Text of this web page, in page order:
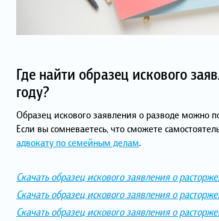
Где найти образец искового
году?
Образец искового заявления о разводе можно
Если вы сомневаетесь, что сможете
адвокату по семейным делам.
Скачать образец искового заявления о
Скачать образец искового заявления о
Скачать образец искового заявления о